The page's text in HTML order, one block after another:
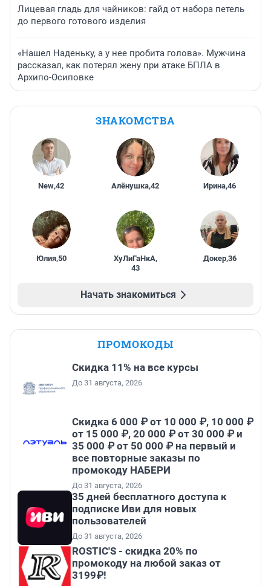
Лицевая гладь для чайников: гайд от набора петель
до первого готового изделия
«Нашел Наденьку, а у нее пробита голова». Мужчина
рассказал, как потерял жену при атаке БПЛА в
Архипо-Осиповке
ЗНАКОМСТВА
New,42 Алёнушка,42 Ирина,46
Юлия,50 ХуЛиГаНкА,
43
Докер,36
Начать знакомиться
ПРОМОКОДЫ
Скидка 11% на все курсы
До 31 августа, 2026
Скидка 6 000 ₽ от 10 000 ₽, 10 000 ₽
от 15 000 ₽, 20 000 ₽ от 30 000 ₽ и
35 000 ₽ от 50 000 ₽ на первый и
все повторные заказы по
промокоду НАБЕРИ
До 31 августа, 2026
35 дней бесплатного доступа к
подписке Иви для новых
пользователей
До 31 августа, 2026
ROSTIC'S - скидка 20% по
промокоду на любой заказ от
3199₽!